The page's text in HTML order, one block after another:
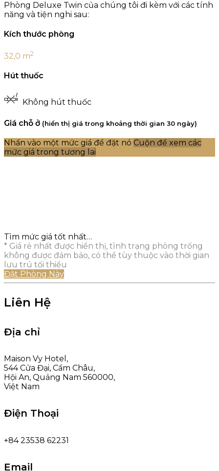
Phòng Deluxe Twin của chúng tôi đi kèm với các tính
năng và tiện nghi sau:
Kích thước phòng
32,0 m2
Hút thuốc
Không hút thuốc
Giá chỗ ở (hiển thị giá trong khoảng thời gian 30 ngày)
Nhấn vào một mức giá để đặt nó Cuộn để xem các
mức giá trong tương lai
Tìm mức giá tốt nhất…
* Giá rẻ nhất được hiển thị, tình trạng phòng trống
không được đảm bảo, có thể tùy thuộc vào thời gian
lưu trú tối thiểu
Đặt Phòng Này
Liên Hệ
Địa chỉ
Maison Vy Hotel,
544 Cửa Đại, Cẩm Châu,
Hội An, Quảng Nam 560000,
Việt Nam
Điện Thoại
+84 23538 62231
Email